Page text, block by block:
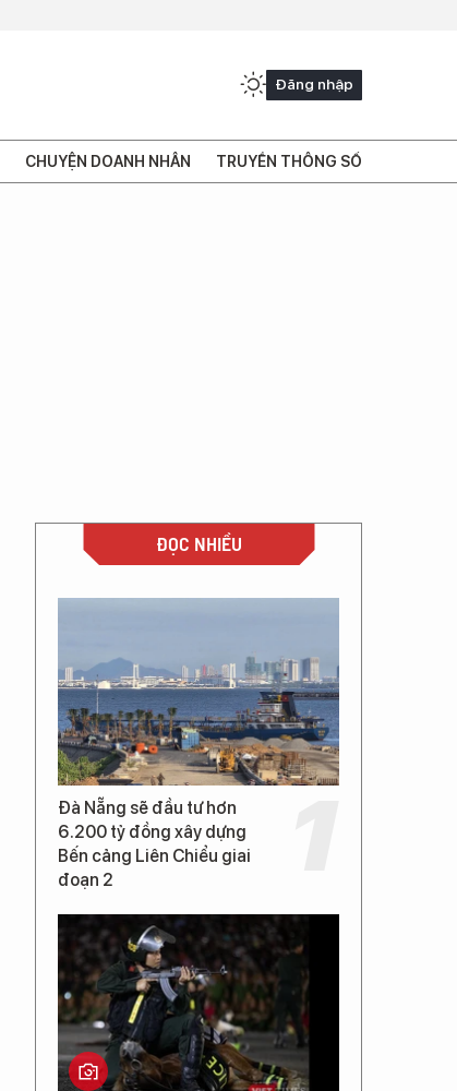
Đăng nhập
CHUYỆN DOANH NHÂN TRUYỀN THÔNG SỐ
ĐỌC NHIỀU
Đà Nẵng sẽ đầu tư hơn
6.200 tỷ đồng xây dựng
Bến cảng Liên Chiểu giai
đoạn 2